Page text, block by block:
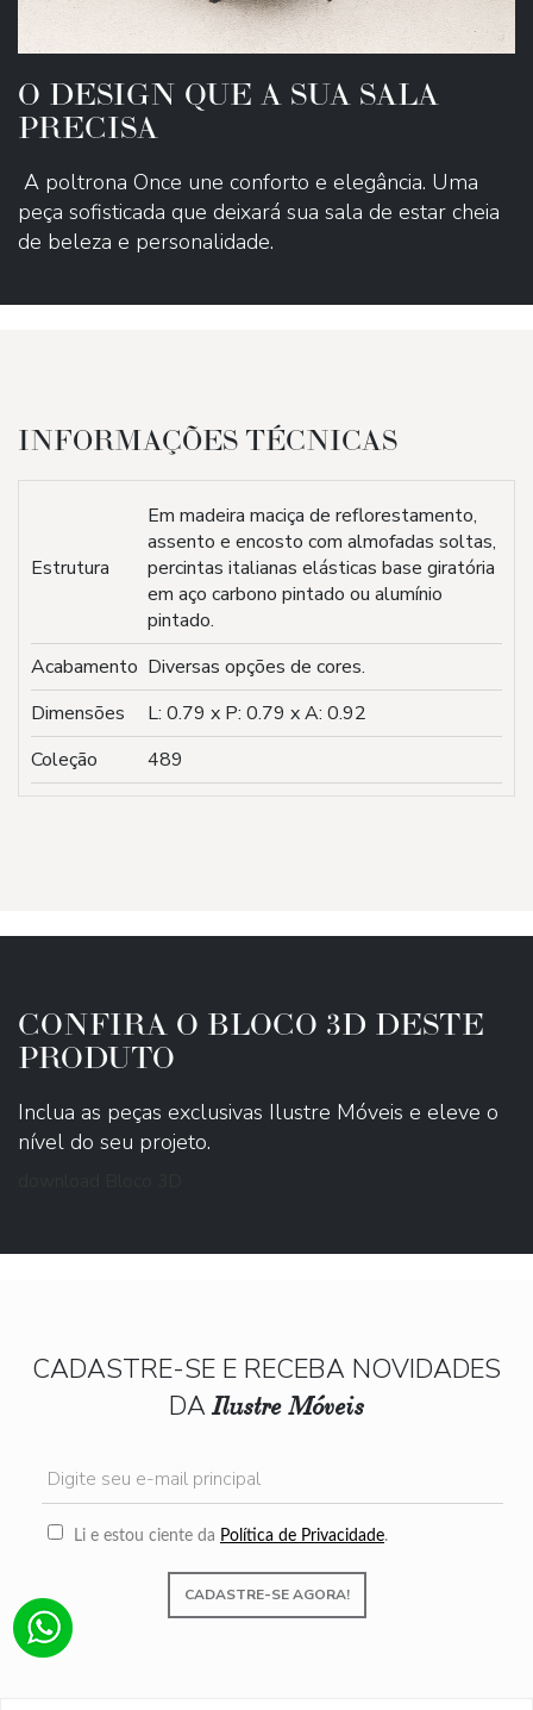
O DESIGN QUE A SUA SALA
PRECISA
A poltrona Once une conforto e elegância. Uma
peça sofisticada que deixará sua sala de estar cheia
de beleza e personalidade.
INFORMAÇÕES TÉCNICAS
Estrutura
Em madeira maciça de reflorestamento,
assento e encosto com almofadas soltas,
percintas italianas elásticas base giratória
em aço carbono pintado ou alumínio
pintado.
Acabamento Diversas opções de cores.
Dimensões
L: 0.79 x P: 0.79 x A: 0.92
Coleção
489
CONFIRA O BLOCO 3D DESTE
PRODUTO
Inclua as peças exclusivas Ilustre Móveis e eleve o
nível do seu projeto.
CADASTRE-SE E RECEBA NOVIDADES
DAIlustre Móveis
Li e estou ciente da Política de Privacidade.
CADASTRE-SE AGORA!